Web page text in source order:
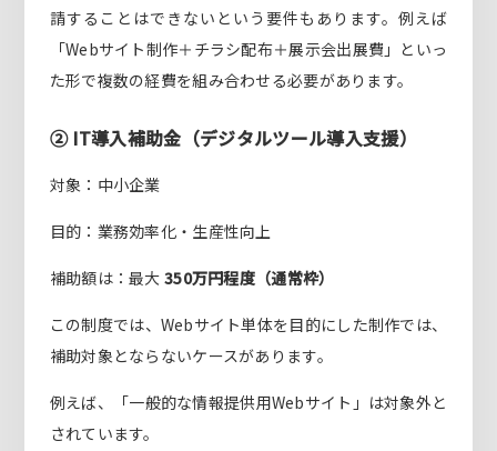
請することはできないという要件もあります。例えば
「Webサイト制作＋チラシ配布＋展示会出展費」といっ
た形で複数の経費を組み合わせる必要があります。
② IT導入補助金（デジタルツール導入支援）
対象：中小企業
目的：業務効率化・生産性向上
補助額は：最大350万円程度（通常枠）
この制度では、Webサイト単体を目的にした制作では、
補助対象とならないケースがあります。
例えば、「一般的な情報提供用Webサイト」は対象外と
されています。